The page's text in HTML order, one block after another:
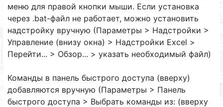
меню для правой кнопки мыши. Если установка
через .bat-файл не работает, можно установить
надстройку вручную (Параметры > Надстройки >
Управление (внизу окна) > Надстройки Excel >
Перейти... > Обзор... > указать необходимый файл)
Команды в панель быстрого доступа (вверху)
добавляются вручную (Параметры > Панель
быстрого доступа > Выбрать команды из: (вверху